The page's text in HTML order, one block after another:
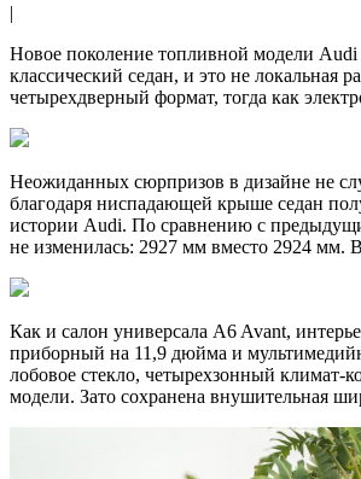
|
Новое поколение топливной модели Audi
классический седан, и это не локальная
четырехдверный формат, тогда как
Неожиданных сюрпризов в дизайне не
благодаря ниспадающей крыше седан
истории Audi. По сравнению с
не изменилась: 2927 мм вместо 2924 мм.
Как и салон универсала A6 Avant,
приборный на 11,9 дюйма и
лобовое стекло, четырехзонный
модели. Зато сохранена внушительная